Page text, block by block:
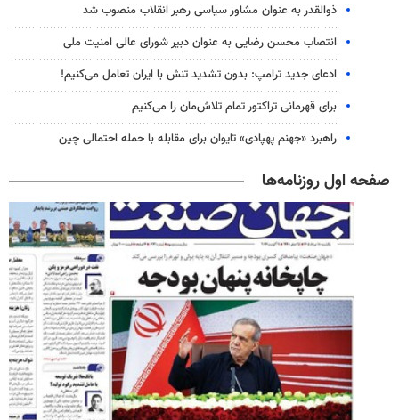
ذوالقدر به عنوان مشاور سیاسی رهبر انقلاب منصوب شد
انتصاب محسن رضایی به عنوان دبیر شورای عالی امنیت ملی
ادعای جدید ترامپ: بدون تشدید تنش با ایران تعامل می‌کنیم!
برای قهرمانی تراکتور تمام تلاش‌مان را می‌کنیم
راهبرد «جهنم پهپادی» تایوان برای مقابله با حمله احتمالی چین
صفحه اول روزنامه‌ها